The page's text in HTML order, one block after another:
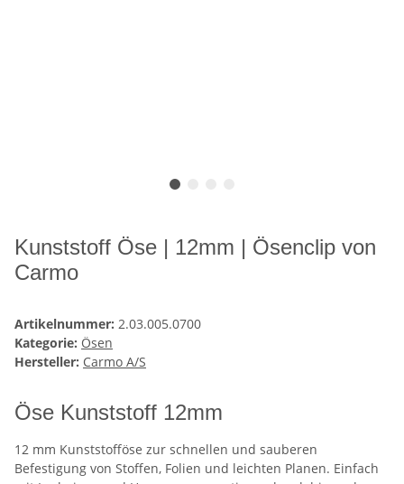
Kunststoff Öse | 12mm | Ösenclip von
Carmo
Artikelnummer: 2.03.005.0700
Kategorie: Ösen
Hersteller: Carmo A/S
Öse Kunststoff 12mm
12 mm Kunststofföse zur schnellen und sauberen
Befestigung von Stoffen, Folien und leichten Planen. Einfach